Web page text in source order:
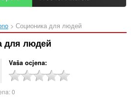
Соционика для людей‎
для людей
Vaša ocjena
0